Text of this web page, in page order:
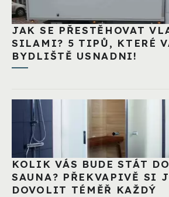
JAK SE PŘESTĚHOVAT
SILAMI? 5 TIPŮ, KTERÉ
BYDLIŠTĚ USNADNI!
KOLIK VÁS BUDE STÁT
SAUNA? PŘEKVAPIVĚ SI
DOVOLIT TÉMĚŘ KAŽDÝ